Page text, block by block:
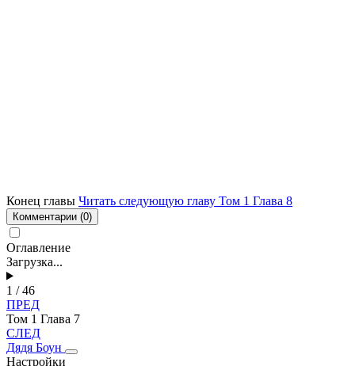
Конец главы Читать следующую главу Том 1 Глава 8
Комментарии (0)
Оглавление
Загрузка...
1 / 46
ПРЕД
Том 1 Глава 7
СЛЕД
Дядя Боун
Настройки